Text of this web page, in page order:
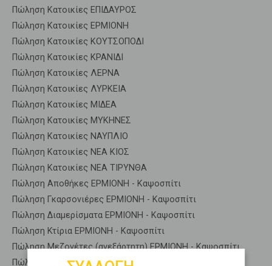
Πώληση Κατοικίες ΕΠΙΔΑΥΡΟΣ
Πώληση Κατοικίες ΕΡΜΙΟΝΗ
Πώληση Κατοικίες ΚΟΥΤΣΟΠΟΔΙ
Πώληση Κατοικίες ΚΡΑΝΙΔΙ
Πώληση Κατοικίες ΛΕΡΝΑ
Πώληση Κατοικίες ΛΥΡΚΕΙΑ
Πώληση Κατοικίες ΜΙΔΕΑ
Πώληση Κατοικίες ΜΥΚΗΝΕΣ
Πώληση Κατοικίες ΝΑΥΠΛΙΟ
Πώληση Κατοικίες ΝΕΑ ΚΙΟΣ
Πώληση Κατοικίες ΝΕΑ ΤΙΡΥΝΘΑ
Πώληση Αποθήκες ΕΡΜΙΟΝΗ - Καψοσπίτι
Πώληση Γκαρσονιέρες ΕΡΜΙΟΝΗ - Καψοσπίτι
Πώληση Διαμερίσματα ΕΡΜΙΟΝΗ - Καψοσπίτι
Πώληση Κτίρια ΕΡΜΙΟΝΗ - Καψοσπίτι
Πώληση Μεζονέτες (ανεξάρτητη) ΕΡΜΙΟΝΗ - Καψοσπίτι
Πώληση Μεζονέτες (εφαπτόμενη) ΕΡΜΙΟΝΗ - Καψοσπίτι